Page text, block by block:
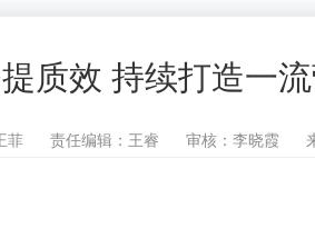
质效 持续打造一
菲 责任编辑：王睿 审核：李晓霞